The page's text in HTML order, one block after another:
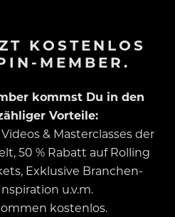
KOSTENLOS
MEMBER.
kommst Du in den
Vorteile:
& Masterclasses der
50 % Rabatt auf Rolling
Exklusive Branchen-
u.v.m.
kostenlos.